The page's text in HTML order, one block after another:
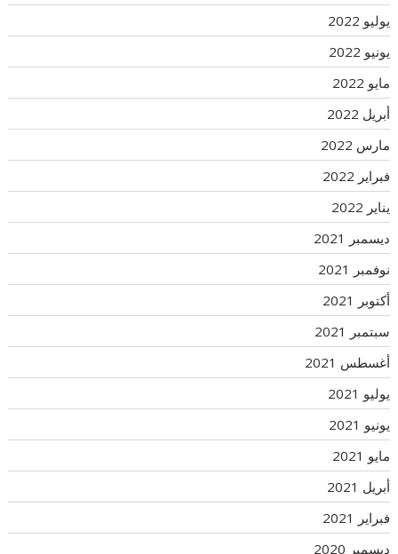
يوليو 2022
يونيو 2022
مايو 2022
أبريل 2022
مارس 2022
فبراير 2022
يناير 2022
ديسمبر 2021
نوفمبر 2021
أكتوبر 2021
سبتمبر 2021
أغسطس 2021
يوليو 2021
يونيو 2021
مايو 2021
أبريل 2021
فبراير 2021
ديسمبر 2020